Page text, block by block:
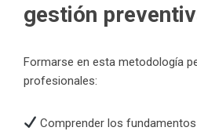
gestión
Formarse en esta metodología
profesionales:
Comprender los